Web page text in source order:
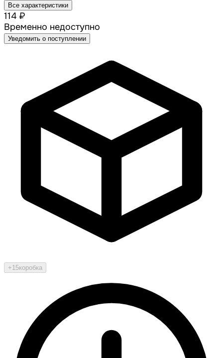
Все характеристики
114 ₽
Временно недоступно
Уведомить о поступлении
+15коробка